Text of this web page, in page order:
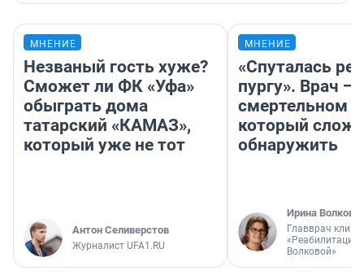
МНЕНИЕ
Незваный гость хуже?
Сможет ли ФК «Уфа»
обыграть дома
татарский «КАМАЗ»,
который уже не тот
Антон Селиверстов
Журналист UFA1.RU
МНЕНИЕ
«Спуталась
пургу». Врач —
смертельном
который
обнаружить
Ирина Волкова
Главврач
«Реабилитация
Волковой»